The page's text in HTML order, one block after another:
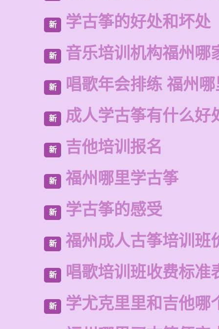
新 学古筝的好处和坏处
新 音乐培训机构福州哪
新 唱歌年会排练 福州
新 成人学古筝有什么好
新 吉他培训报名
新 福州哪里学古筝
新 学古筝的感受
新 福州成人古筝培训班
新 唱歌培训班收费标准
新
学尤克里里和吉他哪